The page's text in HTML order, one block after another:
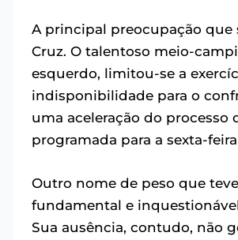
A principal preocupação que
Cruz. O talentoso meio-
esquerdo, limitou-se a
indisponibilidade para o
uma aceleração do
programada para a sexta-
Outro nome de peso que
fundamental e
Sua ausência, contudo, não